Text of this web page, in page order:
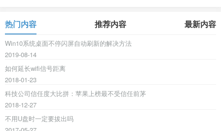
热门内容 推荐内容 最新内容
Win10系统桌面不停闪屏自动刷新的解决方法
2019-08-14
如何延长wifi信号距离
2018-01-23
科技公司信任度大比拼：苹果上榜最不受信任前茅
2018-12-27
不用U盘时一定要拔出吗